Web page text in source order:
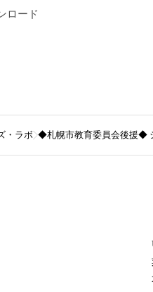
ロード
・ラボ ◆札幌市教育委員会後援◆